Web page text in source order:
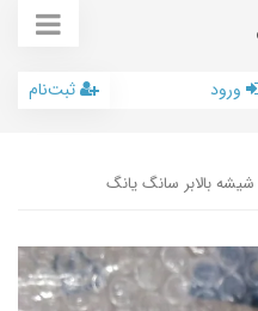
ورود ثبت‌نام
شیشه بالابر سانگ یانگ